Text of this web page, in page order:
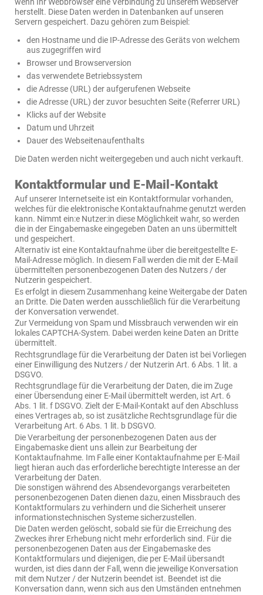
herstellt. Diese Daten werden in Datenbanken auf unseren
Servern gespeichert. Dazu gehören zum Beispiel:
den Hostname und die IP-Adresse des Geräts von welchem
aus zugegriffen wird
Browser und Browserversion
das verwendete Betriebssystem
die Adresse (URL) der aufgerufenen Webseite
die Adresse (URL) der zuvor besuchten Seite (Referrer URL)
Klicks auf der Website
Datum und Uhrzeit
Dauer des Webseitenaufenthalts
Die Daten werden nicht weitergegeben und auch nicht verkauft.
Kontaktformular und E-Mail-Kontakt
Auf unserer Internetseite ist ein Kontaktformular vorhanden,
welches für die elektronische Kontaktaufnahme genutzt werden
kann. Nimmt ein:e Nutzer:in diese Möglichkeit wahr, so werden
die in der Eingabemaske eingegeben Daten an uns übermittelt
und gespeichert.
Alternativ ist eine Kontaktaufnahme über die bereitgestellte E-
Mail-Adresse möglich. In diesem Fall werden die mit der E-Mail
übermittelten personenbezogenen Daten des Nutzers / der
Nutzerin gespeichert.
Es erfolgt in diesem Zusammenhang keine Weitergabe der Daten
an Dritte. Die Daten werden ausschließlich für die Verarbeitung
der Konversation verwendet.
Zur Vermeidung von Spam und Missbrauch verwenden wir ein
lokales CAPTCHA-System. Dabei werden keine Daten an Dritte
übermittelt.
Rechtsgrundlage für die Verarbeitung der Daten ist bei Vorliegen
einer Einwilligung des Nutzers / der Nutzerin Art. 6 Abs. 1 lit. a
DSGVO.
Rechtsgrundlage für die Verarbeitung der Daten, die im Zuge
einer Übersendung einer E-Mail übermittelt werden, ist Art. 6
Abs. 1 lit. f DSGVO. Zielt der E-Mail-Kontakt auf den Abschluss
eines Vertrages ab, so ist zusätzliche Rechtsgrundlage für die
Verarbeitung Art. 6 Abs. 1 lit. b DSGVO.
Die Verarbeitung der personenbezogenen Daten aus der
Eingabemaske dient uns allein zur Bearbeitung der
Kontaktaufnahme. Im Falle einer Kontaktaufnahme per E-Mail
liegt hieran auch das erforderliche berechtigte Interesse an der
Verarbeitung der Daten.
Die sonstigen während des Absendevorgangs verarbeiteten
personenbezogenen Daten dienen dazu, einen Missbrauch des
Kontaktformulars zu verhindern und die Sicherheit unserer
informationstechnischen Systeme sicherzustellen.
Die Daten werden gelöscht, sobald sie für die Erreichung des
Zweckes ihrer Erhebung nicht mehr erforderlich sind. Für die
personenbezogenen Daten aus der Eingabemaske des
Kontaktformulars und diejenigen, die per E-Mail übersandt
wurden, ist dies dann der Fall, wenn die jeweilige Konversation
mit dem Nutzer / der Nutzerin beendet ist. Beendet ist die
Konversation dann, wenn sich aus den Umständen entnehmen